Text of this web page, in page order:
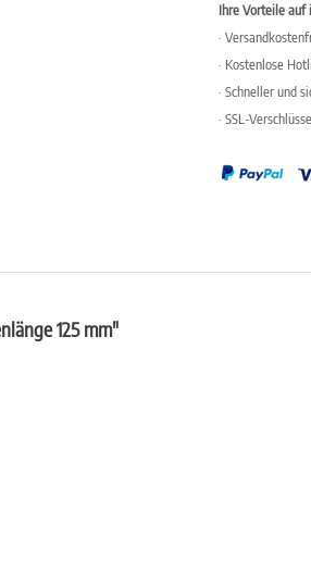
Ihre Vorteile auf
·
· Kostenlose
· Schneller und
· SSL-
125 mm"